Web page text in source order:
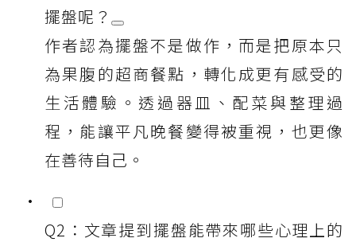
擺盤呢？
作者認為擺盤不是做作，而是把原本只
為果腹的超商餐點，轉化成更有感受的
生活體驗。透過器皿、配菜與整理過
程，能讓平凡晚餐變得被重視，也更像
在善待自己。
Q2：文章提到擺盤能帶來哪些心理上的